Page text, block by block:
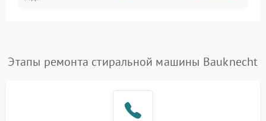
2200 ₽ Подробнее →
Этапы ремонта стиральной машины Bauknecht